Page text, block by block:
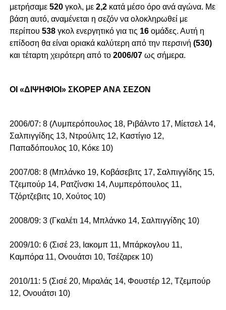
μετρήσαμε 520γκολ, με 2,2κατά μέσο όρο ανά αγώνα. Με
βάση αυτό, αναμένεται η σεζόν να ολοκληρωθεί με
περίπου 538γκολ ενεργητικό για τις 16ομάδες. Αυτή η
επίδοση θα είναι οριακά καλύτερη από την περσινή (530)
και τέταρτη χειρότερη από το 2006/07ως σήμερα.
ΟΙ «ΔΙΨΗΦΙΟΙ» ΣΚΟΡΕΡ ΑΝΑ ΣΕΖΟΝ
2006/07: 8 (Λυμπερόπουλος 18, Ριβάλντο 17, Μίετσελ 14,
Σαλπιγγίδης 13, Ντρούλιτς 12, Καστίγιο 12,
Παπαδόπουλος 10, Κόκε 10)
2007/08: 8 (Μπλάνκο 19, Κοβάσεβιτς 17, Σαλπιγγίδης 15,
Τζεμπούρ 14, Ρατζίνσκι 14, Λυμπερόπουλος 11,
Τζόρτζεβιτς 10, Χούτος 10)
2008/09: 3 (Γκαλέτι 14, Μπλάνκο 14, Σαλπιγγίδης 10)
2009/10: 6 (Σισέ 23, Ιακομπ 11, Μπάρκογλου 11,
Καμπόρα 11, Ονουάτσι 10, Τσέζαρεκ 10)
2010/11: 5 (Σισέ 20, Μιραλάς 14, Φουστέρ 12, Τζεμπούρ
12, Ονουάτσι 10)